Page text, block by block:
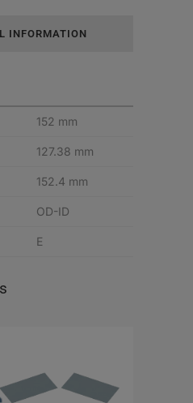
INFORMATION
152 mm
127.38 mm
152.4 mm
OD-ID
E